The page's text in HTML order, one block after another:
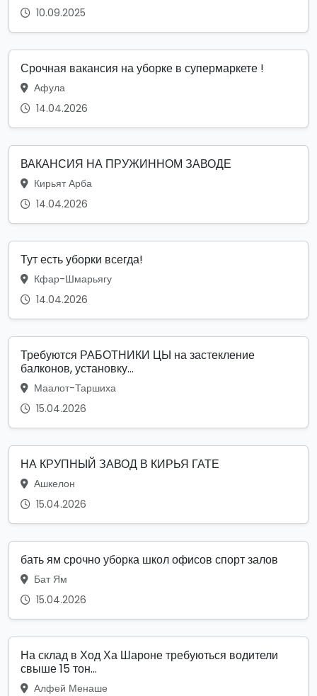
10.09.2025
Срочная вакансия на уборке в супермаркете !
Афула
14.04.2026
ВАКАНСИЯ НА ПРУЖИННОМ ЗАВОДЕ
Кирьят Арба
14.04.2026
Тут есть уборки всегда!
Кфар-Шмарьягу
14.04.2026
Требуются РАБОТНИКИ ЦЫ на застекление
балконов, установку...
Маалот-Таршиха
15.04.2026
НА КРУПНЫЙ ЗАВОД В КИРЬЯ ГАТЕ
Ашкелон
15.04.2026
бать ям срочно уборка школ офисов спорт залов
Бат Ям
15.04.2026
На склад в Ход Ха Шароне требуються водители
свыше 15 тон...
Алфей Менаше